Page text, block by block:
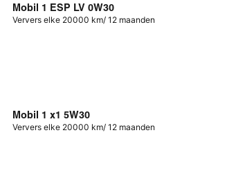
Mobil 1 ESP LV 0W30
Ververs elke 20000 km/ 12 maanden
Mobil 1 x1 5W30
Ververs elke 20000 km/ 12 maanden